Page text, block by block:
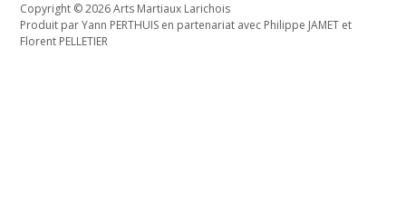
Copyright © 2026 Arts Martiaux Larichois
Produit par Yann PERTHUIS en partenariat avec Philippe JAMET et
Florent PELLETIER